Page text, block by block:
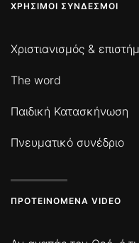
ΧΡΉΣΙΜΟΙ ΣΎΝΔΕΣΜΟΙ
Χριστιανισμός &
The word
Παιδική Κατασκήνωση
Πνευματικό συνέδριο
ΠΡΟΤΕΙΝΌΜΕΝΑ VIDEO